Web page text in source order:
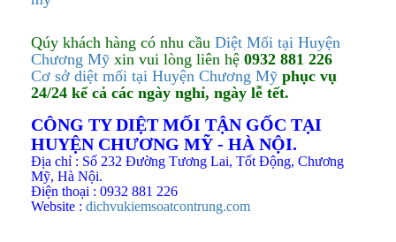
Qúy khách hàng có nhu cầu Diệt Mối tại Huyện
Chương Mỹ xin vui lòng liên hệ 0932 881 226
Cơ sở diệt mối tại Huyện Chương Mỹ phục vụ
24/24 kể cả các ngày nghỉ, ngày lễ tết.
CÔNG TY DIỆT MỐI TẬN GỐC TẠI
HUYỆN CHƯƠNG MỸ - HÀ NỘI.
Địa chỉ : Số 232 Đường Tương Lai, Tốt Động, Chương
Mỹ, Hà Nội.
Điện thoại : 0932 881 226
Website : dichvukiemsoatcontrung.com